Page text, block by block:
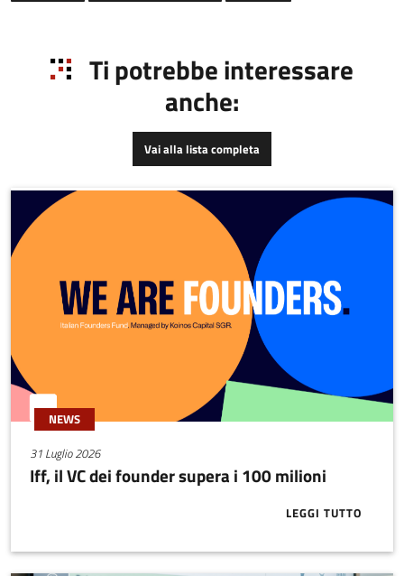
Ti potrebbe interessare
anche:
Vai alla lista completa
NEWS
31 Luglio 2026
Iff, il VC dei founder supera i 100 milioni
LEGGI TUTTO
ABOUT IFF,